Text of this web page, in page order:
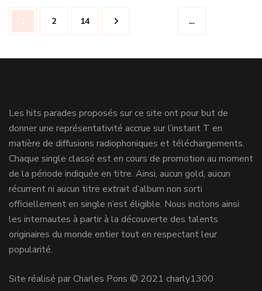
Navigation
des
Page
1 Page
2 …
Page
14
Les hits parades proposés sur ce site ont pour but de
donner une représentativité accrue sur l’instant T en
matière de diffusions radiophoniques et téléchargements.
Chaque single classé est en cours de promotion au moment
de la période indiquée en titre. Ainsi, aucun gold, aucun
récurrent ni aucun titre extrait d’album non sorti
officiellement en single n’est éligible. Nous incitons ainsi
les internautes à partir à la découverte des talents
originaires du monde entier tout en respectant leur
popularité.
Site réalisé par Charles Pons © 2021 charly1300